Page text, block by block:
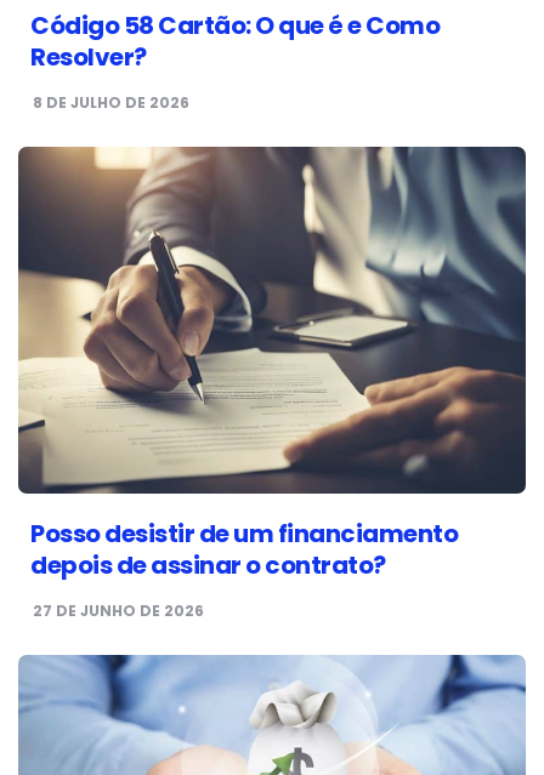
Código 58 Cartão: O que é e Como
Resolver?
8 DE JULHO DE 2026
Posso desistir de um financiamento
depois de assinar o contrato?
27 DE JUNHO DE 2026